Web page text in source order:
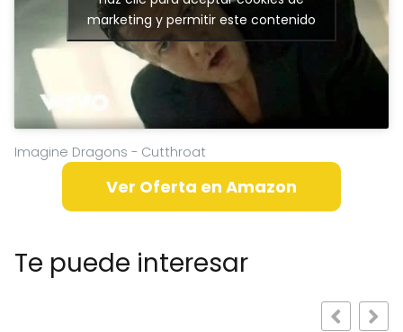
marketing y permitir este contenido
Imagine Dragons - Cutthroat
Ver Oferta en Amazon
Te puede interesar